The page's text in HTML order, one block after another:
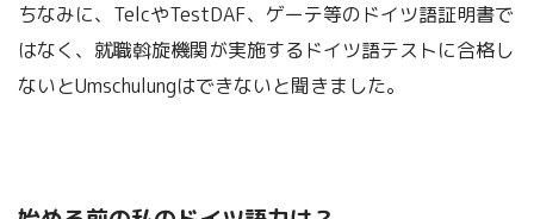
ちなみに、TelcやTestDAF、ゲーテ等のドイツ語証明書で
はなく、就職斡旋機関が実施するドイツ語テストに合格し
ないとUmschulungはできないと聞きました。